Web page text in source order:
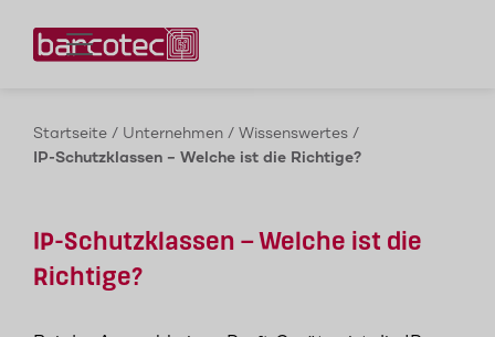
Startseite / Unternehmen / Wissenswertes /
IP-Schutzklassen – Welche ist die Richtige?
IP-Schutzklassen – Welche ist die
Richtige?
Kontaktieren Sie uns!